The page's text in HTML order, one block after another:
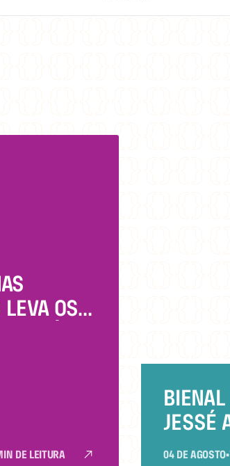
LEVA OS
DE LEITURA
JESSÉ
04 DE AGOSTO•